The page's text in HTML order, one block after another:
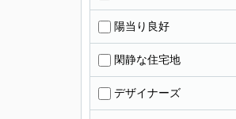
陽当り良好
閑静な住宅地
デザイナーズ